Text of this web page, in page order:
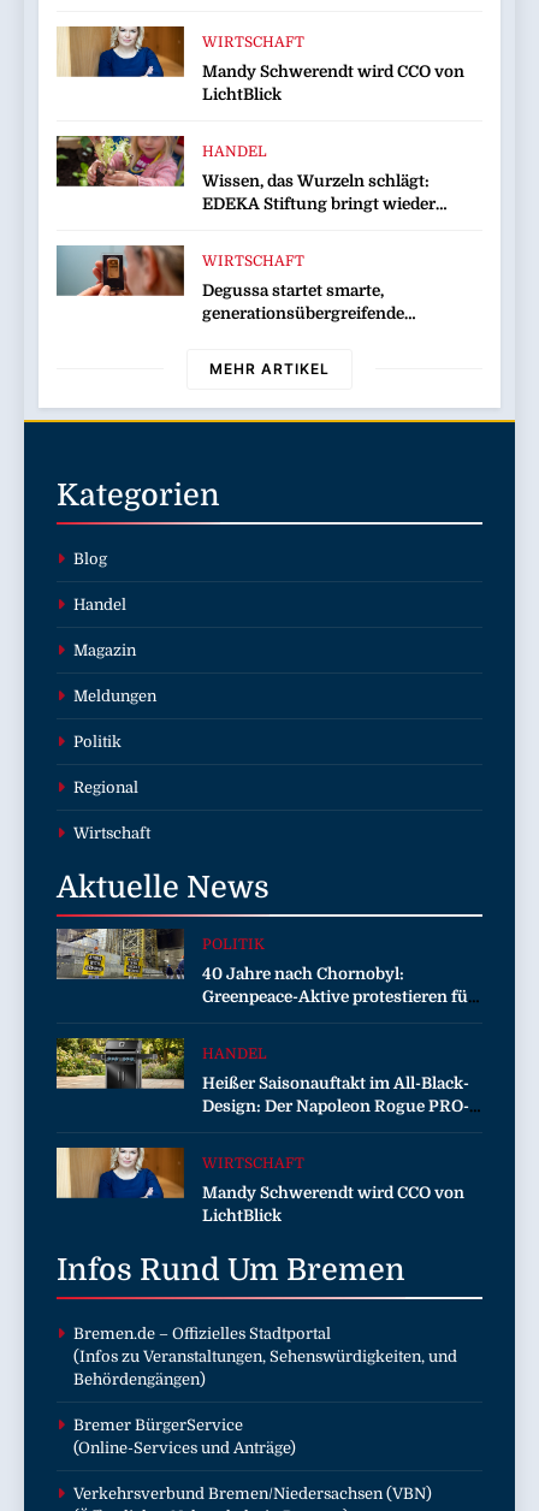
WIRTSCHAFT
Mandy Schwerendt wird CCO von
LichtBlick
HANDEL
Wissen, das Wurzeln schlägt:
EDEKA Stiftung bringt wieder
WIRTSCHAFT
Degussa startet smarte,
generationsübergreifende
MEHR ARTIKEL
Kategorien
Blog
Handel
Magazin
Meldungen
Politik
Regional
Wirtschaft
Aktuelle News
POLITIK
40 Jahre nach Chornobyl:
Greenpeace-Aktive protestieren für
Unterstützung bei Wiederaufbau
Greenpeace-Report dokumentiert
Folgen des russischen
Drohnenangriffs
HANDEL
Heißer Saisonauftakt im All-Black-
Design: Der Napoleon Rogue PRO-S
525 in der exklusiven Grillfürst-
WIRTSCHAFT
Mandy Schwerendt wird CCO von
LichtBlick
Infos Rund Um Bremen
Bremen.de – Offizielles Stadtportal
(Infos zu Veranstaltungen, Sehenswürdigkeiten, und
Behördengängen)
Bremer BürgerService
(Online-Services und Anträge)
Verkehrsverbund Bremen/Niedersachsen (VBN)